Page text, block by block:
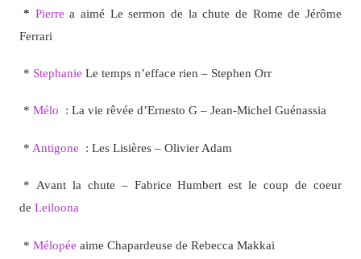
* Pierre a aimé Le sermon de la chute de Rome de Jérôme
Ferrari
* Stephanie Le temps n’efface rien – Stephen Orr
* Mélo : La vie rêvée d’Ernesto G – Jean-Michel Guénassia
* Antigone : Les Lisières – Olivier Adam
* Avant la chute – Fabrice Humbert est le coup de coeur
de Leiloona
* Mélopée aime Chapardeuse de Rebecca Makkai